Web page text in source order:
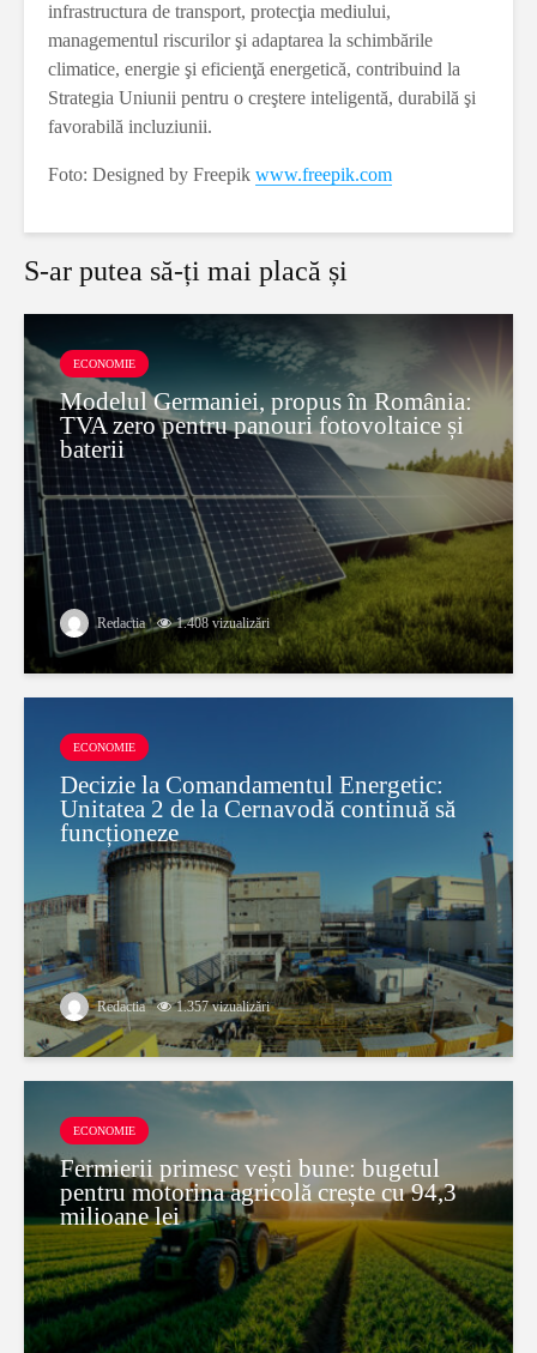
infrastructura de transport, protecţia mediului,
managementul riscurilor şi adaptarea la schimbările
climatice, energie şi eficienţă energetică, contribuind la
Strategia Uniunii pentru o creştere inteligentă, durabilă şi
favorabilă incluziunii.
Foto: Designed by Freepik www.freepik.com
S-ar putea să-ți mai placă și
ECONOMIE
Modelul Germaniei, propus în România:
TVA zero pentru panouri fotovoltaice și
baterii
Redactia 1.408 vizualizări
ECONOMIE
Decizie la Comandamentul Energetic:
Unitatea 2 de la Cernavodă continuă să
funcționeze
Redactia 1.357 vizualizări
ECONOMIE
Fermierii primesc vești bune: bugetul
pentru motorina agricolă crește cu 94,3
milioane lei